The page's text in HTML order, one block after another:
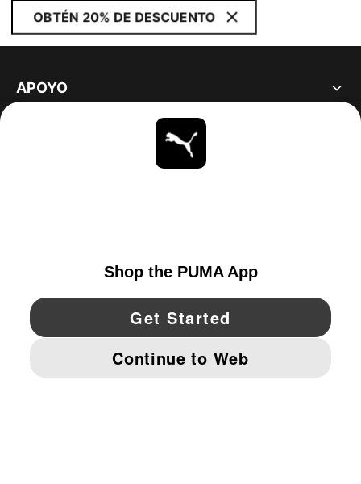
OBTÉN 20% DE DESCUENTO
APOYO
YouTube Twitter Pinterest
IMPRINT AND LEGAL DATA